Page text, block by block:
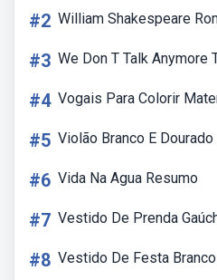
#2 William Shakespeare
#3 We Don T Talk Anymore
#4 Vogais Para Colorir
#5 Violão Branco E Dourado
#6 Vida Na Agua Resumo
#7 Vestido De Prenda
#8 Vestido De Festa